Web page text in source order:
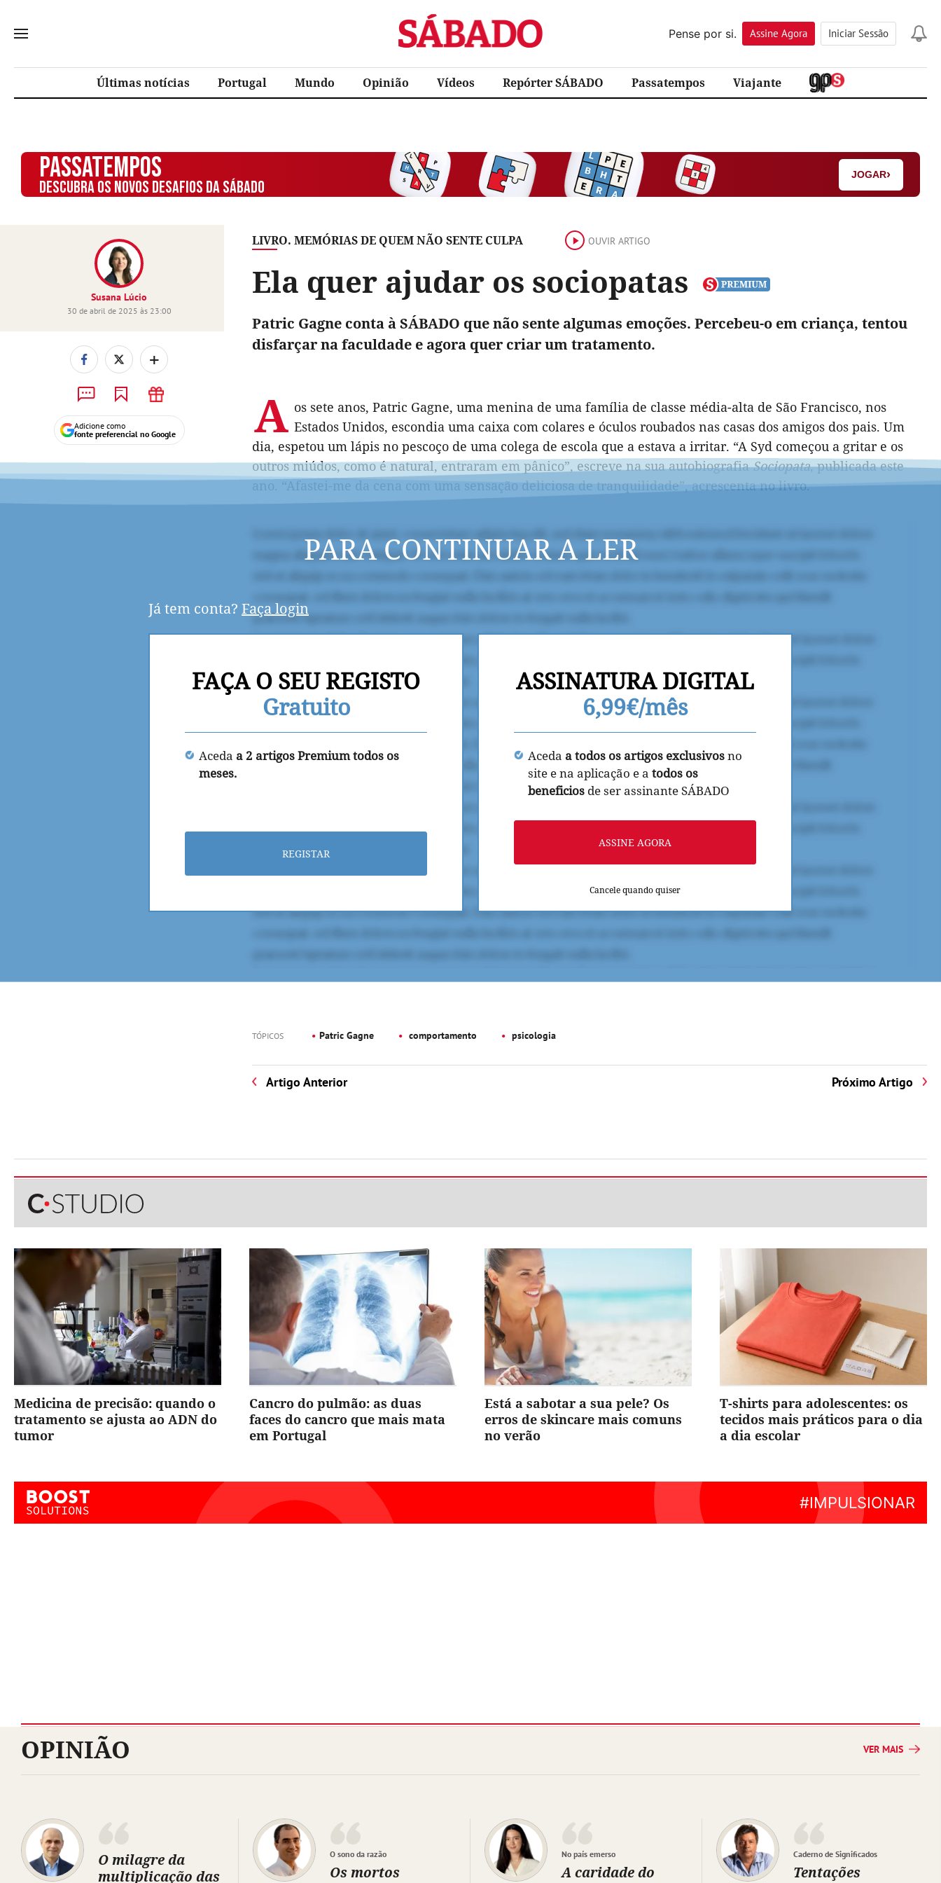
Sábado
Pense por si.
Assine Agora Iniciar Sessão
Últimas notícias Portugal Mundo Opinião Vídeos Repórter SÁBADO Passatempos Viajante
PASSATEMPOS
DESCUBRA OS NOVOS DESAFIOS DA SÁBADO
JOGAR›
LIVRO. MEMÓRIAS DE QUEM NÃO SENTE CULPA OUVIR ARTIGO
Ela quer ajudar os sociopatas
Susana Lúcio
30 de abril de 2025 às 23:00
+
Adicione como
fonte preferencial no Google
Patric Gagne conta à SÁBADO que não sente algumas emoções. Percebeu-o em criança, tentou
disfarçar na faculdade e agora quer criar um tratamento.
A os sete anos, Patric Gagne, uma menina de uma família de classe média-alta de São Francisco, nos
Estados Unidos, escondia uma caixa com colares e óculos roubados nas casas dos amigos dos pais. Um
dia, espetou um lápis no pescoço de uma colega de escola que a estava a irritar. “A Syd começou a gritar e os
outros miúdos, como é natural, entraram em pânico”, escreve na sua autobiografiaSociopata, publicada este
ano. “Afastei-me da cena com uma sensação deliciosa de tranquilidade”, acrescenta no livro.
PARA CONTINUAR A LER
Já tem conta? Faça login
FAÇA O SEU REGISTO
Gratuito
Aceda a 2 artigos Premium todos os
meses.
REGISTAR
ASSINATURA DIGITAL
6,99€/mês
Aceda a todos os artigos exclusivosno
site e na aplicação e a todos os
beneficios de ser assinante SÁBADO
ASSINE AGORA
Cancele quando quiser
TÓPICOS Patric Gagne comportamento psicologia
Artigo Anterior Próximo Artigo
Medicina de precisão: quando o
tratamento se ajusta ao ADN do
tumor
Cancro do pulmão: as duas
faces do cancro que mais mata
em Portugal
Está a sabotar a sua pele? Os
erros de skincare mais comuns
no verão
T-shirts para adolescentes: os
tecidos mais práticos para o dia
a dia escolar
OPINIÃO VER MAIS
O milagre da
multiplicação das
O sono da razão
Os mortos
No país emerso
A caridade do
Caderno de Significados
Tentações